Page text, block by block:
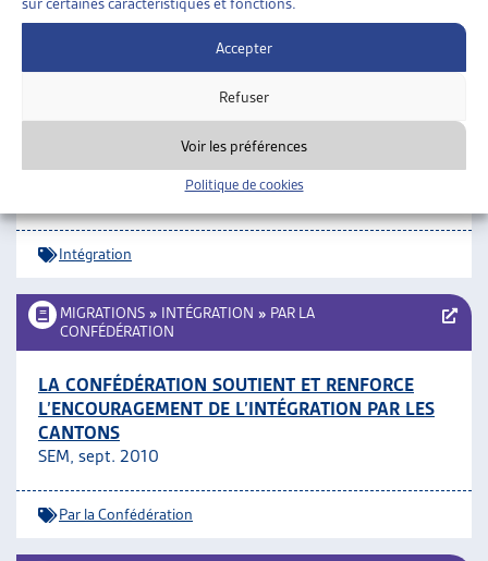
Accepter
Refuser
Voir les préférences
Politique de cookies
INTÉGRATION
DES PONTS SUR LA BROYE
Projet Vaud-Fribourg d’intégration, communiqué de
Intégration
MIGRATIONS » INTÉGRATION » PAR LA
CONFÉDÉRATION
LA CONFÉDÉRATION SOUTIENT ET RENFORCE
L’ENCOURAGEMENT DE L’INTÉGRATION PAR LES
CANTONS
SEM, sept. 2010
Par la Confédération